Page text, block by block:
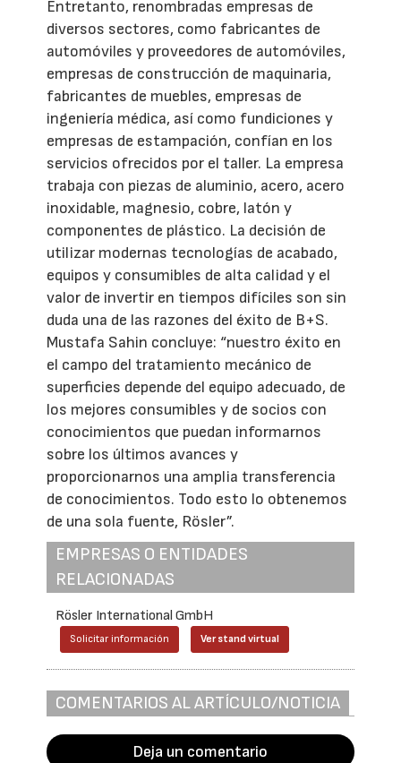
Entretanto, renombradas empresas de
diversos sectores, como fabricantes de
automóviles y proveedores de automóviles,
empresas de construcción de maquinaria,
fabricantes de muebles, empresas de
ingeniería médica, así como fundiciones y
empresas de estampación, confían en los
servicios ofrecidos por el taller. La empresa
trabaja con piezas de aluminio, acero, acero
inoxidable, magnesio, cobre, latón y
componentes de plástico. La decisión de
utilizar modernas tecnologías de acabado,
equipos y consumibles de alta calidad y el
valor de invertir en tiempos difíciles son sin
duda una de las razones del éxito de B+S.
Mustafa Sahin concluye: “nuestro éxito en
el campo del tratamiento mecánico de
superficies depende del equipo adecuado, de
los mejores consumibles y de socios con
conocimientos que puedan informarnos
sobre los últimos avances y
proporcionarnos una amplia transferencia
de conocimientos. Todo esto lo obtenemos
de una sola fuente, Rösler”.
EMPRESAS O ENTIDADES
RELACIONADAS
Rösler International GmbH
Solicitar información Ver stand virtual
COMENTARIOS AL ARTÍCULO/NOTICIA
Deja un comentario